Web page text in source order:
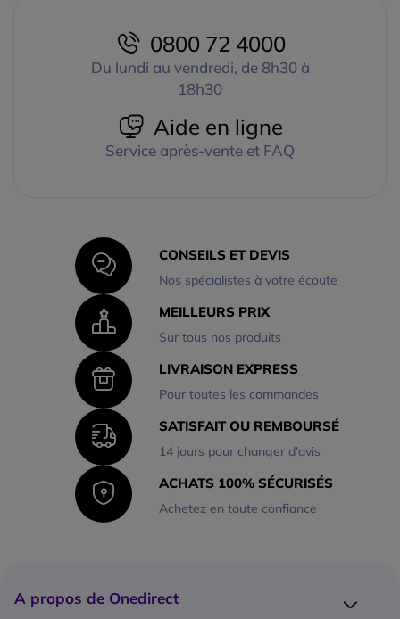
0800 72 4000
Du lundi au vendredi, de 8h30 à
18h30
Aide en ligne
Service après-vente et FAQ
CONSEILS ET DEVIS
Nos spécialistes à votre écoute
MEILLEURS PRIX
Sur tous nos produits
LIVRAISON EXPRESS
Pour toutes les commandes
SATISFAIT OU REMBOURSÉ
14 jours pour changer d'avis
ACHATS 100% SÉCURISÉS
Achetez en toute confiance
A propos de Onedirect